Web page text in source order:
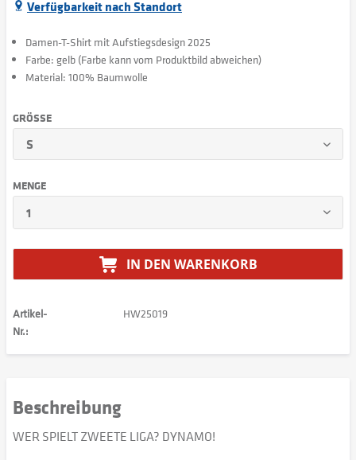
Verfügbarkeit nach Standort
Damen-T-Shirt mit Aufstiegsdesign 2025
Farbe: gelb (Farbe kann vom Produktbild abweichen)
Material: 100% Baumwolle
GRÖSSE
MENGE
IN DEN WARENKORB
Artikel-
Nr.:
HW25019
Beschreibung
WER SPIELT ZWEETE LIGA? DYNAMO!